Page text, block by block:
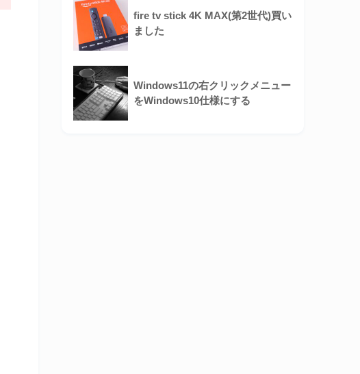
fire tv stick 4K MAX(第2世代)買い
ました
Windows11の右クリックメニュー
をWindows10仕様にする